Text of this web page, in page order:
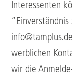
Interessenten
werblichen
wir die